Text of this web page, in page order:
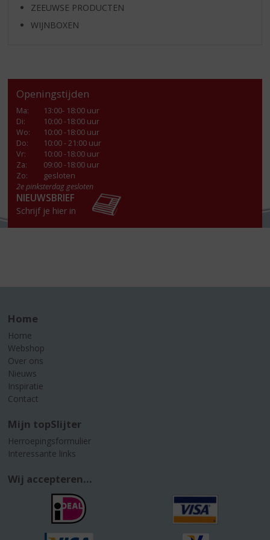
ZEEUWSE PRODUCTEN
WIJNBOXEN
Openingstijden
Ma:
13:00- 18:00 uur
Di:
10:00 -18:00 uur
Wo:
10:00 -18:00 uur
Do:
10:00 - 21:00 uur
Vr:
10:00 -18:00 uur
Za:
09:00 -18:00 uur
Zo:
gesloten
2e pinksterdag gesloten
NIEUWSBRIEF
Schrijf je hier in
Home
Home
Webshop
Over ons
Nieuws
Inspiratie
Contact
Mijn topSlijter
Herroepingsformulier
Interessante links
Wij accepteren...